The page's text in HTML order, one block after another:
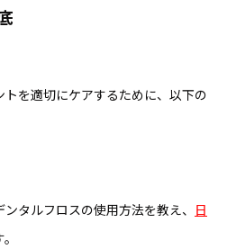
を適切にケアするために、以下の
タルフロスの使用方法を教え、 日